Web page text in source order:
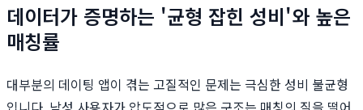
데이터가 증명하는 '균형 잡힌 성비'와 높은
매칭률
대부분의 데이팅 앱이 겪는 고질적인 문제는 극심한 성비 불균형